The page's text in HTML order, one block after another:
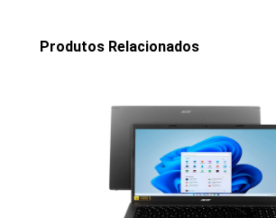
Produtos Relacionados